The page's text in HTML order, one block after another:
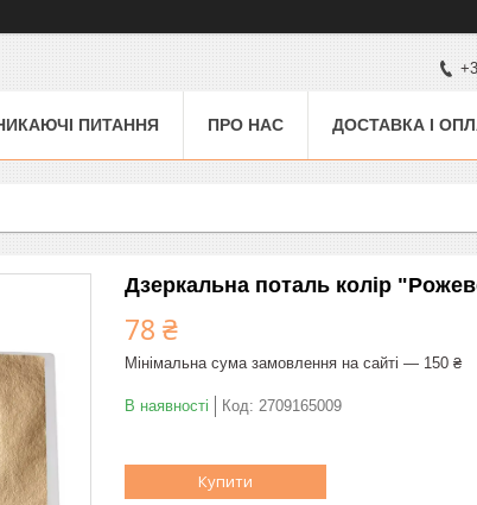
ПИТАННЯ ПРО НАС ДОСТАВКА І
Дзеркальна поталь колір
78 ₴
Мінімальна сума замовлення на сайті — 150 ₴
В наявності Код: 2709165009
Купити